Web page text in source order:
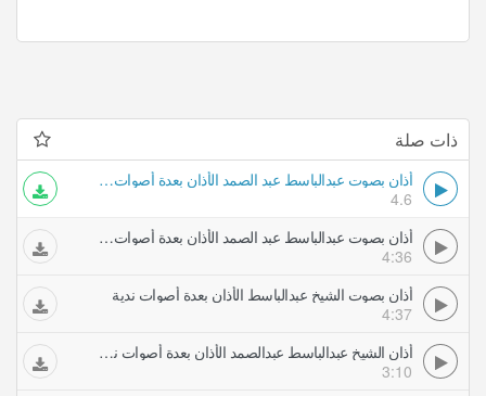
ذات صلة
أذان بصوت عبدالباسط عبد الصمد الأذان بعدة أصوات ندية
4.6
أذان بصوت عبدالباسط عبد الصمد الأذان بعدة أصوات ندية
4:36
أذان بصوت الشيخ عبدالباسط الأذان بعدة أصوات ندية
4:37
أذان الشيخ عبدالباسط عبدالصمد الأذان بعدة أصوات ندية
3:10